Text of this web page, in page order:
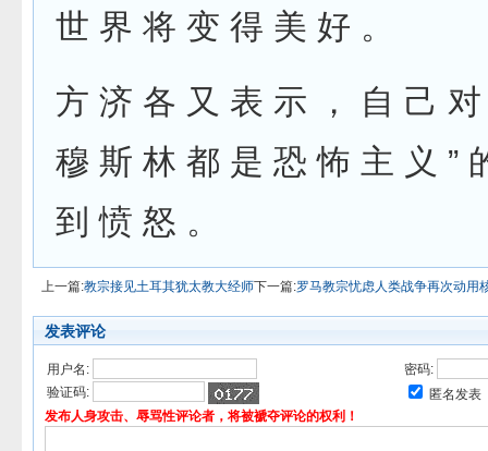
世 界 将 变 得 美 好 。
方 济 各 又 表 示 ， 自 己 对
穆 斯 林 都 是 恐 怖 主 义 ”
到 愤 怒 。
上一篇:教宗接见土耳其犹太教大经师下一篇:罗马教宗忧虑人类战争再次动用
发表评论
用户名:
密码:
验证码:
匿名发表
发布人身攻击、辱骂性评论者，将被褫夺评论的权利！